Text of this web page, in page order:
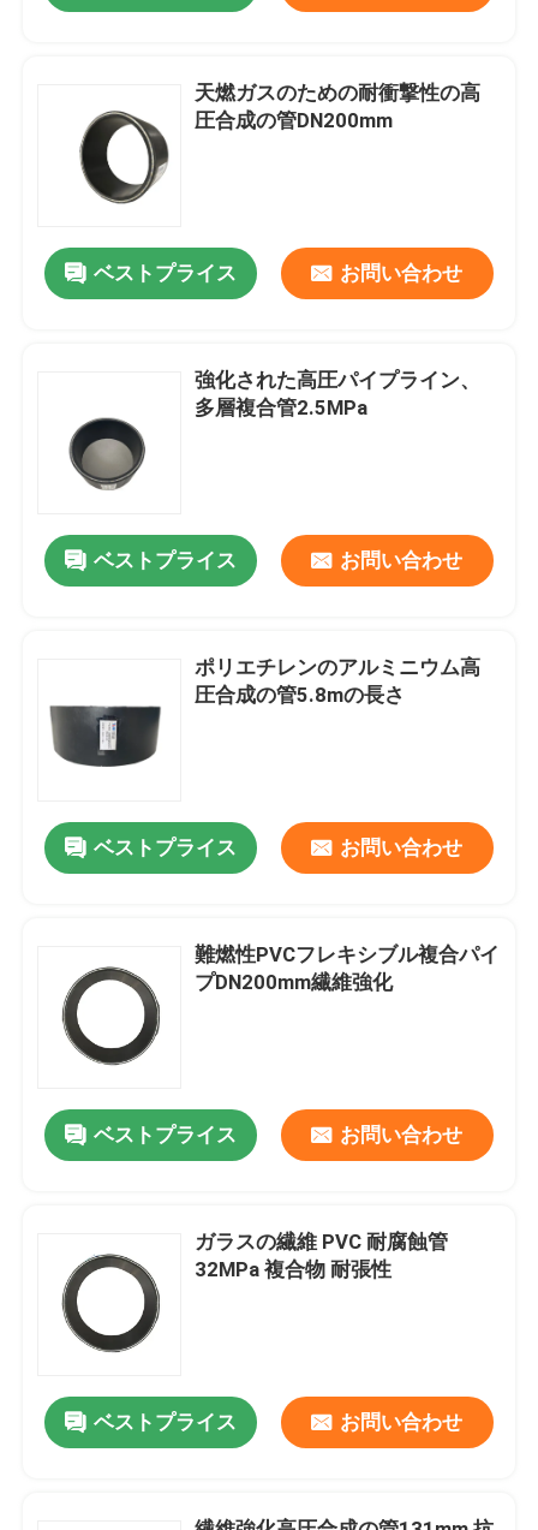
ホーム
VRショー
企業情報
会社案内
お問い合わせ
見積依頼
補強された熱可塑性の管
天燃ガスのための耐衝撃性の高
圧合成の管DN200mm
ベストプライス お問い合わせ
強化された高圧パイプライン、
多層複合管2.5MPa
ベストプライス お問い合わせ
ポリエチレンのアルミニウム高
圧合成の管5.8mの長さ
ベストプライス お問い合わせ
難燃性PVCフレキシブル複合パイ
プDN200mm繊維強化
ベストプライス お問い合わせ
ガラスの繊維 PVC 耐腐蝕管
32MPa 複合物 耐張性
ベストプライス お問い合わせ